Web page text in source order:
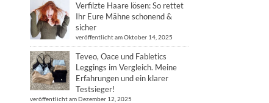
Verfilzte Haare lösen: So rettet
Ihr Eure Mähne schonend &
sicher
veröffentlicht am Oktober 14, 2025
Teveo, Oace und Fabletics
Leggings im Vergleich. Meine
Erfahrungen und ein klarer
Testsieger!
veröffentlicht am Dezember 12, 2025